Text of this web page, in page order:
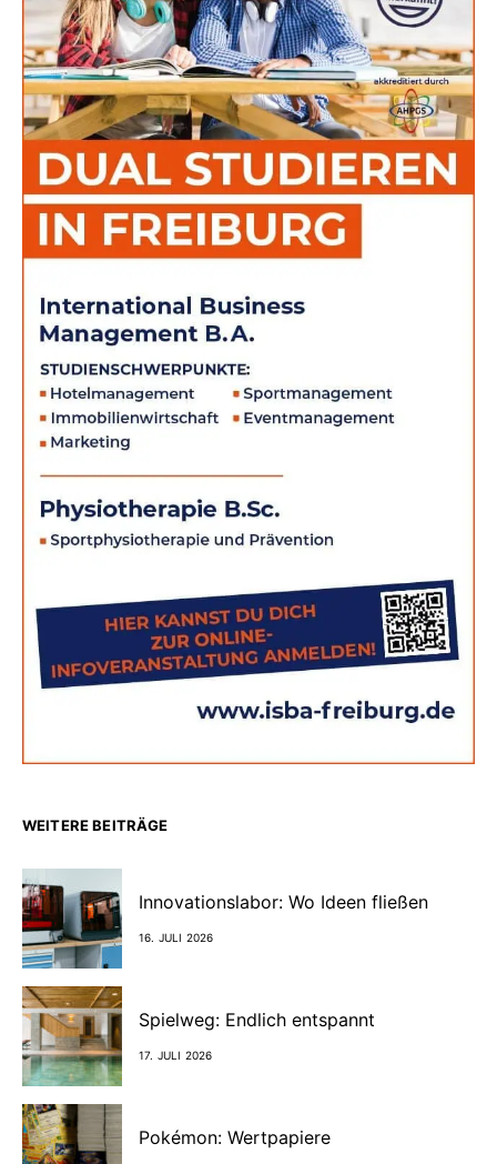
WEITERE BEITRÄGE
Innovationslabor: Wo Ideen fließen
16. JULI 2026
Spielweg: Endlich entspannt
17. JULI 2026
Pokémon: Wertpapiere